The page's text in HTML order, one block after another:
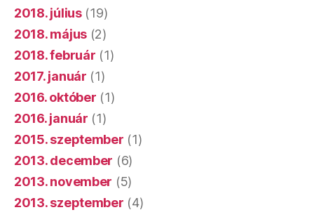
2018. július(19)
2018. május (2)
2018. február (1)
2017. január (1)
2016. október (1)
2016. január (1)
2015. szeptember (1)
2013. december (6)
2013. november (5)
2013. szeptember (4)